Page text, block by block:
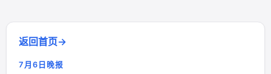
返回首页
7月6日晚报